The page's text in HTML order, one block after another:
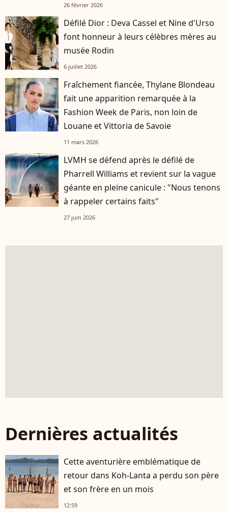
26 février 2026
Défilé Dior : Deva Cassel et Nine d'Urso
font honneur à leurs célèbres mères au
musée Rodin
6 juillet 2026
Fraîchement fiancée, Thylane Blondeau
fait une apparition remarquée à la
Fashion Week de Paris, non loin de
Louane et Vittoria de Savoie
11 mars 2026
LVMH se défend après le défilé de
Pharrell Williams et revient sur la vague
géante en pleine canicule : "Nous tenons
à rappeler certains faits"
27 juin 2026
Dernières actualités
Cette aventurière emblématique de
retour dans Koh-Lanta a perdu son père
et son frère en un mois
12:59